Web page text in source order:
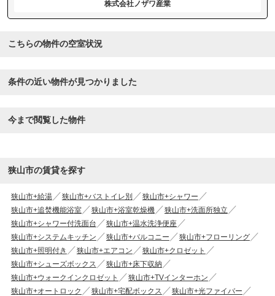
株式会社ノザワ産業
こちらの物件の空室状況
条件の近い物件が見つかりました
今まで閲覧した物件
狭山市の賃貸を探す
狭山市+給湯 狭山市+バストイレ別
狭山市+シャワー
狭山市+追焚機能浴室
狭山市+浴室乾燥機
狭山市+洗面所独立
狭山市+シャワー付洗面台
狭山市+温水洗浄便座
狭山市+システムキッチン
狭山市+バルコニー
狭山市+フローリング
狭山市+照明付き
狭山市+エアコン
狭山市+クロゼット
狭山市+シューズボックス
狭山市+床下収納
狭山市+ウォークインクロゼット
狭山市+TVインターホン
狭山市+オートロック
狭山市+宅配ボックス
狭山市+光ファイバー